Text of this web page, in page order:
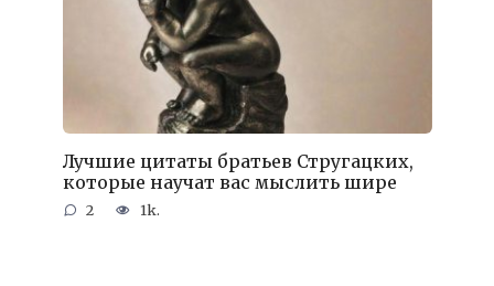
Лучшие цитаты братьев Стругацких,
которые научат вас мыслить шире
2 1k.